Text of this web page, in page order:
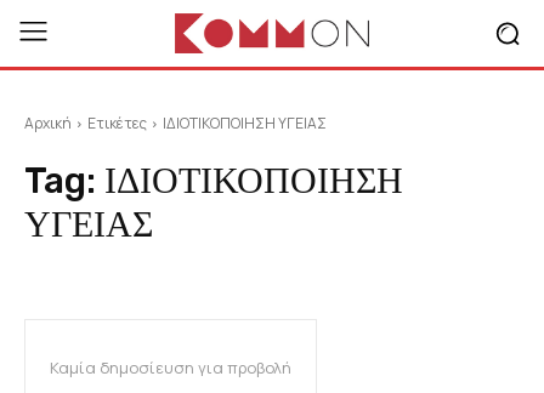
Αρχική Ετικέτες ΙΔΙΟΤΙΚΟΠΟΙΗΣΗ ΥΓΕΙΑΣ
Tag: ΙΔΙΟΤΙΚΟΠΟΙΗΣΗ
ΥΓΕΙΑΣ
Καμία δημοσίευση για προβολή